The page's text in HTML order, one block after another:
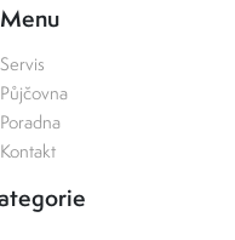
Menu
Servis
Půjčovna
Poradna
Kontakt